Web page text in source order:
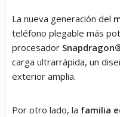
La nueva generación del
teléfono plegable más
procesador
carga ultrarrápida, un
exterior amplia.
Por otro lado, la familia